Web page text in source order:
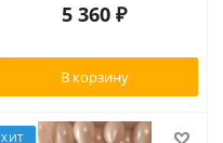
5 360 ₽
В корзину
ХИТ